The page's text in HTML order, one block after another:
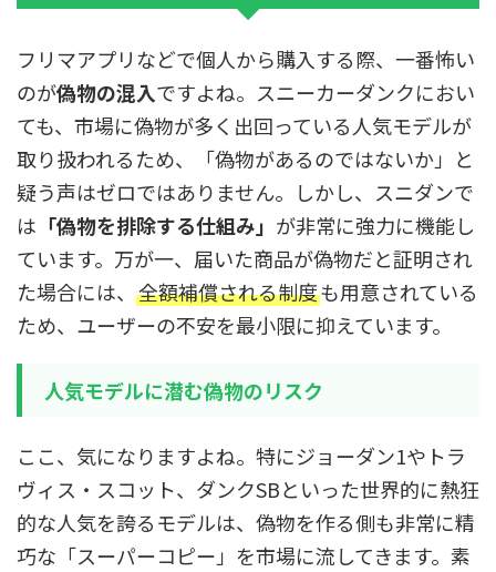
フリマアプリなどで個人から購入する際、一番怖い
のが偽物の混入ですよね。スニーカーダンクにおい
ても、市場に偽物が多く出回っている人気モデルが
取り扱われるため、「偽物があるのではないか」と
疑う声はゼロではありません。しかし、スニダンで
は 「偽物を排除する仕組み」 が非常に強力に機能し
ています。万が一、届いた商品が偽物だと証明され
た場合には、 全額補償される制度も用意されている
ため、ユーザーの不安を最小限に抑えています。
人気モデルに潜む偽物のリスク
ここ、気になりますよね。特にジョーダン1やトラ
ヴィス・スコット、ダンクSBといった世界的に熱狂
的な人気を誇るモデルは、偽物を作る側も非常に精
巧な「スーパーコピー」を市場に流してきます。素